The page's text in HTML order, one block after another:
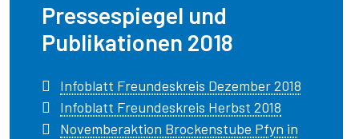
Pressespiegel und
Publikationen 2018
Infoblatt Freundeskreis Dezember 2018
Infoblatt Freundeskreis Herbst 2018
Novemberaktion Brockenstube Pfyn in